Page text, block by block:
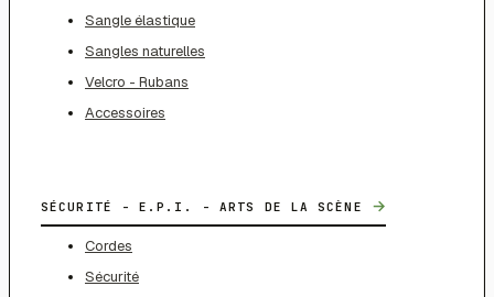
Sangle élastique
Sangles naturelles
Velcro - Rubans
Accessoires
SÉCURITÉ - E.P.I. - ARTS DE LA SCÈNE →
Cordes
Sécurité